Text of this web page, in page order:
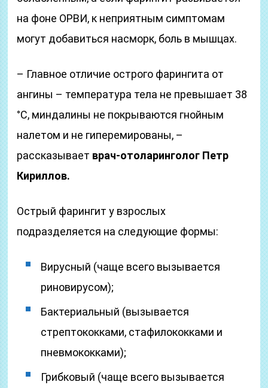
на фоне ОРВИ, к неприятным симптомам
могут добавиться насморк, боль в мышцах.
– Главное отличие острого фарингита от
ангины – температура тела не превышает 38
°С, миндалины не покрываются гнойным
налетом и не гиперемированы, –
рассказывает врач-отоларинголог Петр
Кириллов.
Острый фарингит у взрослых
подразделяется на следующие формы:
Вирусный (чаще всего вызывается
риновирусом);
Бактериальный (вызывается
стрептококками, стафилококками и
пневмококками);
Грибковый (чаще всего вызывается